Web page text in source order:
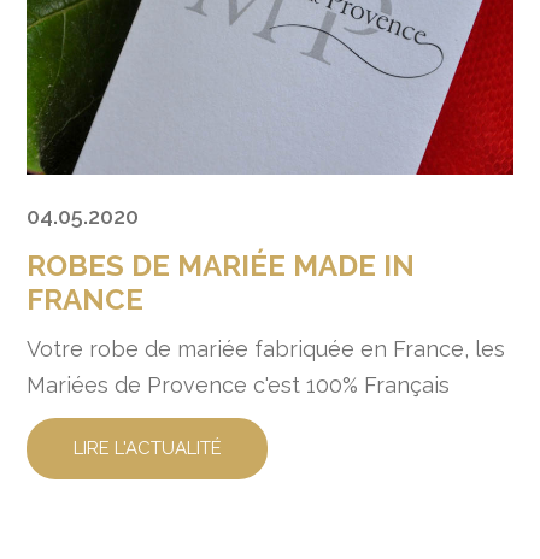
04.05.2020
ROBES DE MARIÉE MADE IN
FRANCE
Votre robe de mariée fabriquée en France, les
Mariées de Provence c'est 100% Français
LIRE L'ACTUALITÉ